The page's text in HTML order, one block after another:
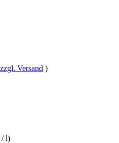
zzgl. Versand )
/ l)